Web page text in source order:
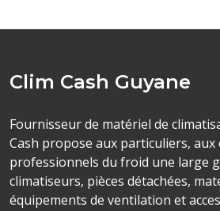
Clim Cash Guyane
Fournisseur de matériel de
Cash propose aux particuliers,
professionnels du froid une large
climatiseurs, pièces détachées,
équipements de ventilation et